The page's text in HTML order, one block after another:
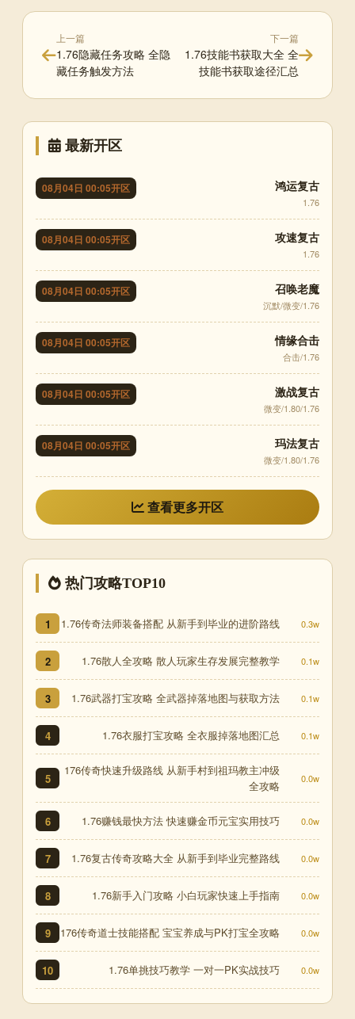
上一篇
1.76隐藏任务攻略 全隐
藏任务触发方法
下一篇
1.76技能书获取大全 全
技能书获取途径汇总
最新开区
08月04日 00:05开区 鸿运复古
1.76
08月04日 00:05开区 攻速复古
1.76
08月04日 00:05开区 召唤老魔
沉默/微变/1.76
08月04日 00:05开区 情缘合击
合击/1.76
08月04日 00:05开区 激战复古
微变/1.80/1.76
08月04日 00:05开区 玛法复古
微变/1.80/1.76
查看更多开区
热门攻略TOP10
1 1.76传奇法师装备搭配 从新手到毕业的进阶路线 0.3w
2 1.76散人全攻略 散人玩家生存发展完整教学 0.1w
3 1.76武器打宝攻略 全武器掉落地图与获取方法 0.1w
4 1.76衣服打宝攻略 全衣服掉落地图汇总 0.1w
5
176传奇快速升级路线 从新手村到祖玛教主冲级
全攻略
0.0w
6 1.76赚钱最快方法 快速赚金币元宝实用技巧 0.0w
7 1.76复古传奇攻略大全 从新手到毕业完整路线 0.0w
8 1.76新手入门攻略 小白玩家快速上手指南 0.0w
9 176传奇道士技能搭配 宝宝养成与PK打宝全攻略 0.0w
10 1.76单挑技巧教学 一对一PK实战技巧 0.0w